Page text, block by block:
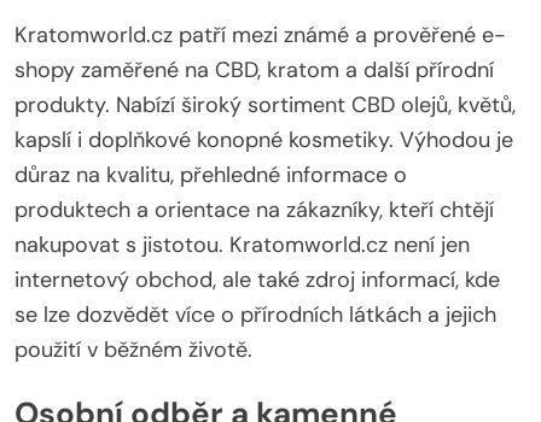
Kratomworld.cz patří mezi známé a prověřené e-
shopy zaměřené na CBD, kratom a další přírodní
produkty. Nabízí široký sortiment CBD olejů, květů,
kapslí i doplňkové konopné kosmetiky. Výhodou je
důraz na kvalitu, přehledné informace o
produktech a orientace na zákazníky, kteří chtějí
nakupovat s jistotou. Kratomworld.cz není jen
internetový obchod, ale také zdroj informací, kde
se lze dozvědět více o přírodních látkách a jejich
použití v běžném životě.